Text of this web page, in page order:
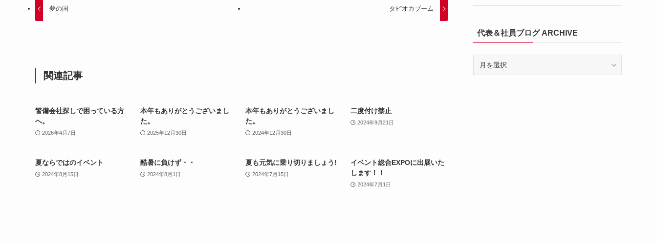
夢の国 タピオカブーム
関連記事
警備会社探しで困っている方
へ。
2026年4月7日
本年もありがとうございまし
た。
2025年12月30日
本年もありがとうございまし
た。
2024年12月30日
二度付け禁止
2024年9月21日
夏ならではのイベント
2024年8月15日
酷暑に負けず・・
2024年8月1日
夏も元気に乗り切りましょう!
2024年7月15日
イベント総合EXPOに出展いた
します！！
2024年7月1日
代表＆社員ブログ ARCHIVE